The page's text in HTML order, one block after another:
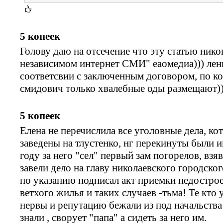
5 копеек
Голову даю на отсечение что эту статью
независимом интернет СМИ" еаомедиа)))
соответсвии с заключенным договором, по
смидович только хвалебные оды
5 копеек
Елена не перечислила все уголовные дела,
заведены на тлустенко, нг перекинуты
году за него "сел" первый зам погорелов,
завели дело на главу николаевского
по указанию подписал акт приемки
ветхого жилья и таких случаев -тьма! Те
нервы и репутацию бежали из под
знали , сворует "папа" а сидеть за него им.